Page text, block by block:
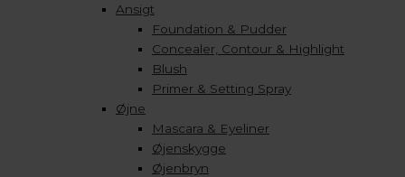
Ansigt
Foundation & Pudder
Concealer, Contour & Highlight
Blush
Primer & Setting Spray
Øjne
Mascara & Eyeliner
Øjenskygge
Øjenbryn